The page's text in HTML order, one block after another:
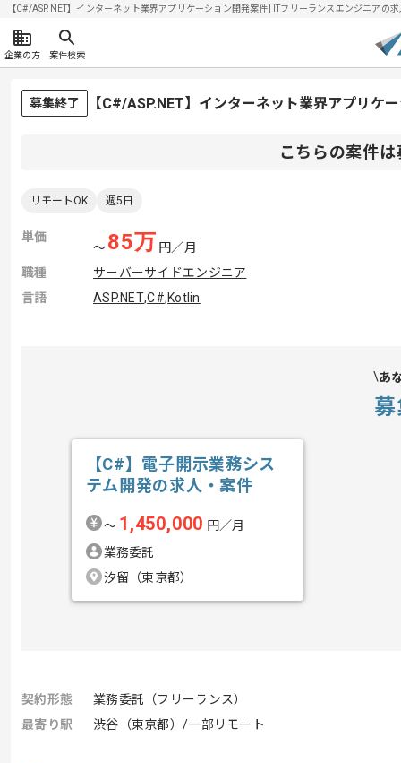
【C#/ASP.NET】インターネット業界アプリケーション開発案件| ITフリーランスエンジニア
企業の方 案件検索
募集終了 【C#/ASP.NET】インターネット業界アプリケ
こちらの案件
リモートOK 週5日
単価
〜85万 円／月
職種
サーバーサイドエンジニア
言語
ASP.NET,C#,Kotlin
あ
【C#】電子開示業務シス
テム開発の求人・案件
〜 1,450,000 円／月
業務委託
汐留（東京都）
契約形態
業務委託（フリーランス）
最寄り駅
渋谷（東京都）/一部リモート